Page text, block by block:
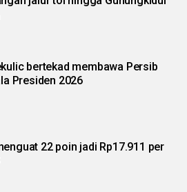
bertekad membawa Persib
Presiden 2026
22 poin jadi Rp17.911 per